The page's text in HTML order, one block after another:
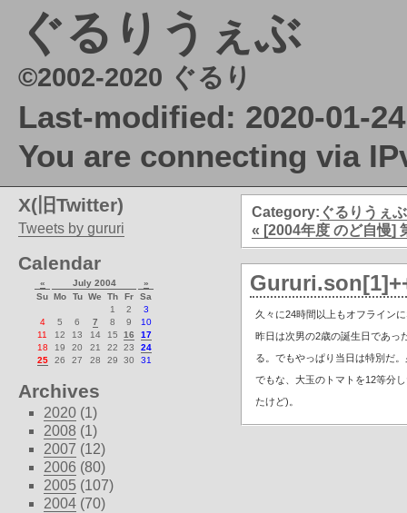
ぐるりうぇぶ
©2002-2020 ぐるり
Last-modified: 2020-01-
You are connecting via
Category: ぐるりうぇぶ
« [2004年度 のど自慢]
久々に24時間以上もオフライン
昨日は次男の2歳の誕生日であっ
る。でもやっぱり当日は特別だ
でもな、大玉のトマトを12等分
たけど)。
X(旧Twitter)
Tweets by gururi
Calendar
« July 2004
»
Su Mo Tu We Th Fr
Sa
1
2
3
4
5 6 7 8 9
10
11
12 13 14 15 16
17
18
19 20 21 22 23
24
25
26 27 28 29 30 31
Archives
2020 (1)
2008 (1)
2007 (12)
2006 (80)
2005 (107)
2004 (70)